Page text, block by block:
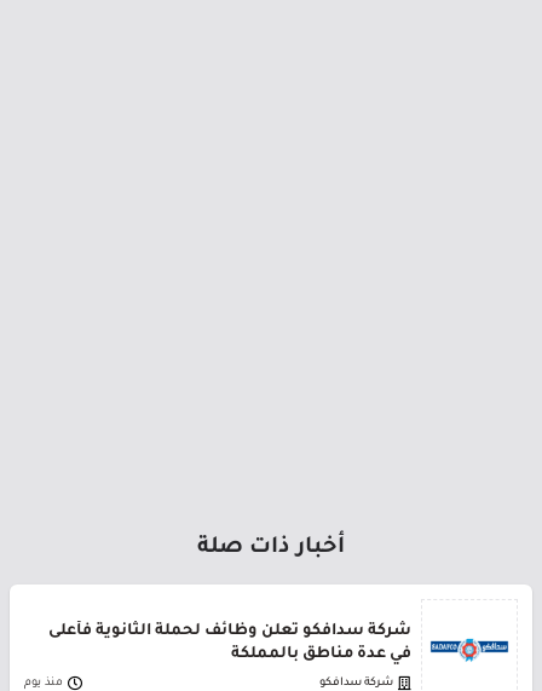
أخبار ذات صلة
شركة سدافكو تعلن وظائف لحملة الثانوية فأعلى
في عدة مناطق بالمملكة
شركة سدافكو منذ يوم